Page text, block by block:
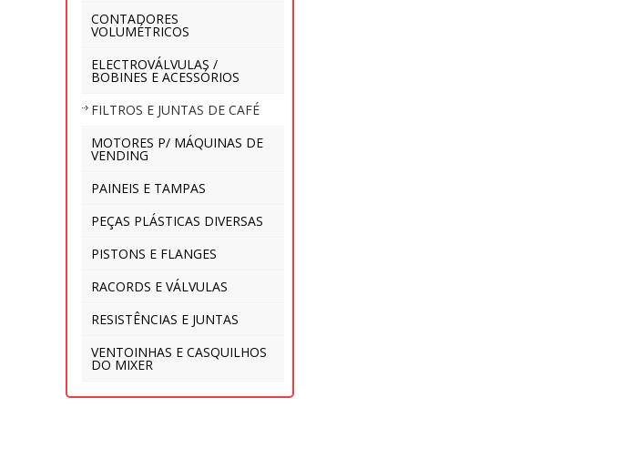
CONTADORES
VOLUMÉTRICOS
ELECTROVÁLVULAS /
BOBINES E ACESSÓRIOS
FILTROS E JUNTAS DE CAFÉ
MOTORES P/ MÁQUINAS DE
VENDING
PAINEIS E TAMPAS
PEÇAS PLÁSTICAS DIVERSAS
PISTONS E FLANGES
RACORDS E VÁLVULAS
RESISTÊNCIAS E JUNTAS
VENTOINHAS E CASQUILHOS
DO MIXER